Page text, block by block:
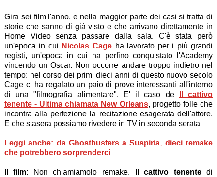
Gira sei film l'anno, e nella maggior parte dei casi si tratta di
storie che sanno di già visto e che arrivano direttamente in
Home Video senza passare dalla sala. C'è stata però
un'epoca in cui Nicolas Cage ha lavorato per i più grandi
registi, un'epoca in cui ha perfino conquistato l'Academy
vincendo un Oscar. Non occorre andare troppo indietro nel
tempo: nel corso dei primi dieci anni di questo nuovo secolo
Cage ci ha regalato un paio di prove interessanti all'interno
di una "filmografia alimentare". E' il caso de
Il cattivo
tenente - Ultima chiamata New Orleans, progetto folle che
incontra alla perfezione la recitazione esagerata dell'attore.
E che stasera possiamo rivedere in TV in seconda serata.
Leggi anche: da Ghostbusters a Suspiria, dieci remake
che potrebbero sorprenderci
Il film: Non chiamiamolo remake. Il cattivo tenentedi